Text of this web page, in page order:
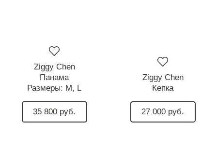
Ziggy Chen
Панама
Размеры: M, L
35 800 руб.
Ziggy Chen
Кепка
27 000 руб.